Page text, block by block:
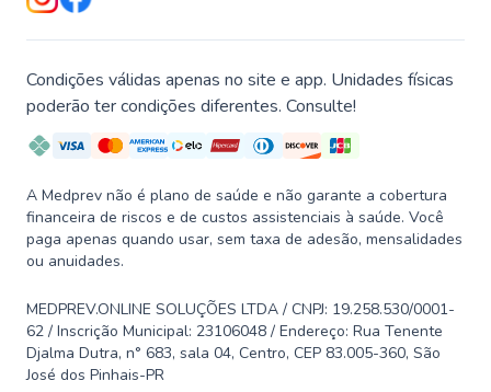
Condições válidas apenas no site e app. Unidades físicas
poderão ter condições diferentes. Consulte!
A Medprev não é plano de saúde e não garante a cobertura
financeira de riscos e de custos assistenciais à saúde. Você
paga apenas quando usar, sem taxa de adesão, mensalidades
ou anuidades.
MEDPREV.ONLINE SOLUÇÕES LTDA / CNPJ: 19.258.530/0001-
62 / Inscrição Municipal: 23106048 / Endereço: Rua Tenente
Djalma Dutra, n° 683, sala 04, Centro, CEP 83.005-360, São
José dos Pinhais-PR